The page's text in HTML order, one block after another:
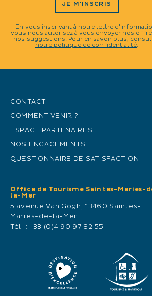
JE M'INSCRIS
En vous inscrivant à notre lettre
vous nous autorisez à vous envoyer nos
nos suggestions. Pour en savoir plus,
notre politique de confidentialité.
CONTACT
COMMENT VENIR ?
ESPACE PARTENAIRES
NOS ENGAGEMENTS
QUESTIONNAIRE DE SATISFACTION
Office de Tourisme Saintes-Maries-
la-Mer
5 avenue Van Gogh, 13460 Saintes-
Maries-de-la-Mer
Tél. : +33 (0)4 90 97 82 55